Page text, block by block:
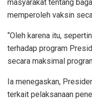
masyarakat tentang
memperoleh vaksin
“Oleh karena itu,
terhadap program
secara maksimal
Ia menegaskan,
terkait pelaksanaan